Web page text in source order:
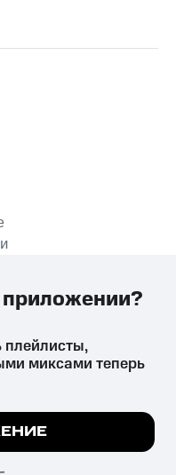
вред здоровью,
установленную
сайте все
плейлисты,
миксами теперь